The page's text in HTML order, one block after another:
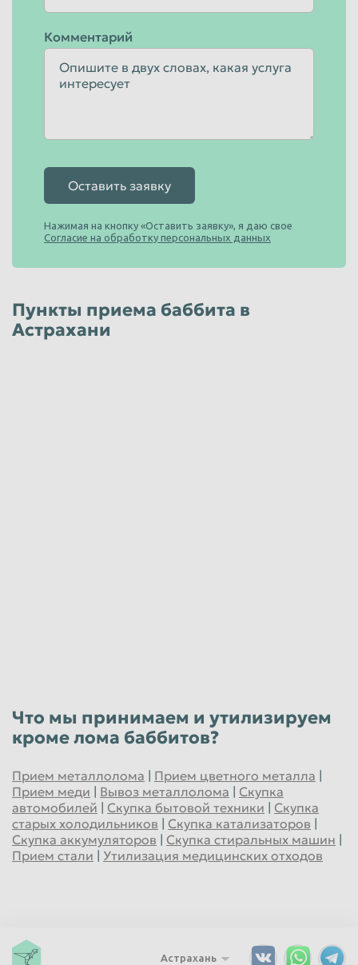
Комментарий
Оставить заявку
Нажимая на кнопку «Оставить заявку», я даю свое
Согласие на обработку персональных данных
Пункты приема баббита в
Астрахани
Что мы принимаем и утилизируем
кроме лома баббитов?
Прием металлолома | Прием цветного металла |
Прием меди | Вывоз металлолома | Скупка
автомобилей | Скупка бытовой техники | Скупка
старых холодильников | Скупка катализаторов |
Скупка аккумуляторов | Скупка стиральных машин |
Прием стали | Утилизация медицинских отходов
Астрахань